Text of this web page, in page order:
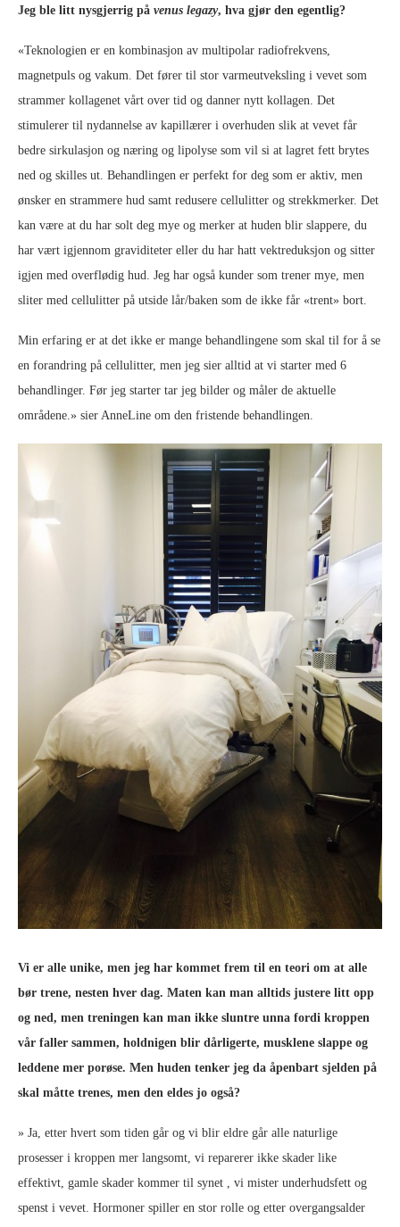
Jeg ble litt nysgjerrig på venus legazy, hva gjør den egentlig?
«Teknologien er en kombinasjon av multipolar radiofrekvens,
magnetpuls og vakum. Det fører til stor varmeutveksling i vevet som
strammer kollagenet vårt over tid og danner nytt kollagen. Det
stimulerer til nydannelse av kapillærer i overhuden slik at vevet får
bedre sirkulasjon og næring og lipolyse som vil si at lagret fett brytes
ned og skilles ut. Behandlingen er perfekt for deg som er aktiv, men
ønsker en strammere hud samt redusere cellulitter og strekkmerker. Det
kan være at du har solt deg mye og merker at huden blir slappere, du
har vært igjennom graviditeter eller du har hatt vektreduksjon og sitter
igjen med overflødig hud. Jeg har også kunder som trener mye, men
sliter med cellulitter på utside lår/baken som de ikke får «trent» bort.
Min erfaring er at det ikke er mange behandlingene som skal til for å se
en forandring på cellulitter, men jeg sier alltid at vi starter med 6
behandlinger. Før jeg starter tar jeg bilder og måler de aktuelle
områdene.» sier AnneLine om den fristende behandlingen.
Vi er alle unike, men jeg har kommet frem til en teori om at alle
bør trene, nesten hver dag. Maten kan man alltids justere litt opp
og ned, men treningen kan man ikke sluntre unna fordi kroppen
vår faller sammen, holdnigen blir dårligerte, musklene slappe og
leddene mer porøse. Men huden tenker jeg da åpenbart sjelden på
skal måtte trenes, men den eldes jo også?
» Ja, etter hvert som tiden går og vi blir eldre går alle naturlige
prosesser i kroppen mer langsomt, vi reparerer ikke skader like
effektivt, gamle skader kommer til synet , vi mister underhudsfett og
spenst i vevet. Hormoner spiller en stor rolle og etter overgangsalder